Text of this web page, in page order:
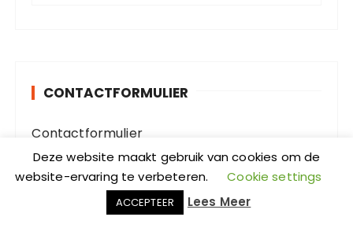
r
e
ë
n
CONTACTFORMULIER
Contactformulier
Velden die gemarkeerd zijn met een*zijn
vereiste velden
Deze website maakt gebruik van cookies om de
website-ervaring te verbeteren.
Cookie settings
ACCEPTEER Lees Meer